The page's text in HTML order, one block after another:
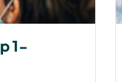
1-